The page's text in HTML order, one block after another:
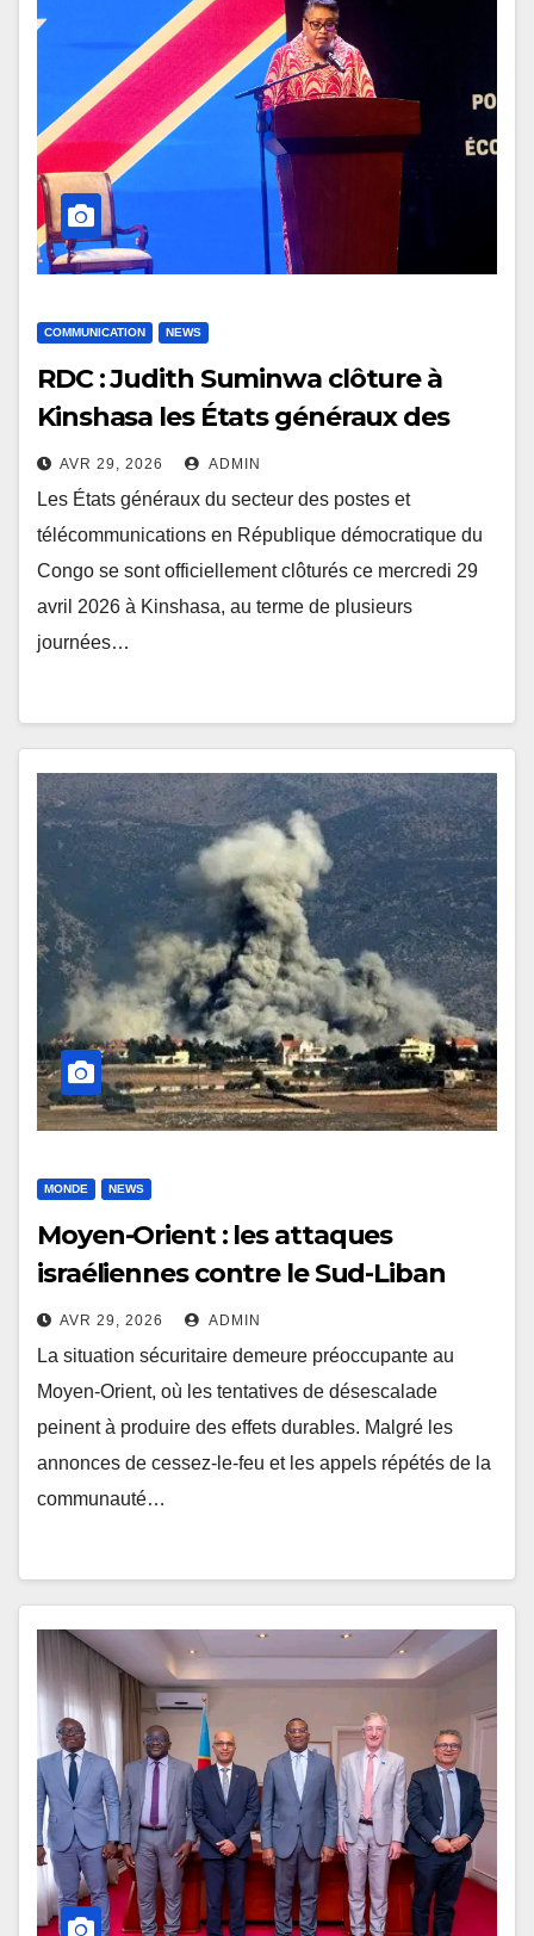
COMMUNICATION NEWS
RDC : Judith Suminwa clôture à
Kinshasa les États généraux des
postes et télécommunications,
marqués par l’adoption d’une
nouvelle feuille de route
stratégique
AVR 29, 2026 ADMIN
Les États généraux du secteur des postes et
télécommunications en République démocratique du
Congo se sont officiellement clôturés ce mercredi 29
avril 2026 à Kinshasa, au terme de plusieurs
journées…
MONDE NEWS
Moyen-Orient : les attaques
israéliennes contre le Sud-Liban
s’intensifient malgré le cessez-le-
feu
AVR 29, 2026 ADMIN
La situation sécuritaire demeure préoccupante au
Moyen-Orient, où les tentatives de désescalade
peinent à produire des effets durables. Malgré les
annonces de cessez-le-feu et les appels répétés de la
communauté…